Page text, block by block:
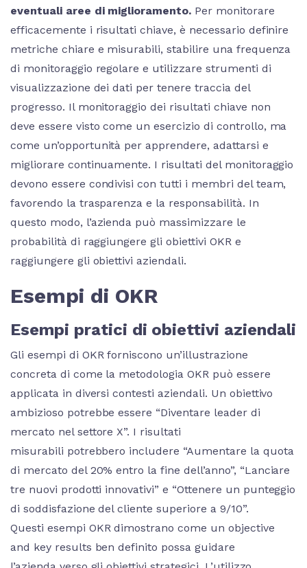
eventuali aree di miglioramento. Per monitorare
efficacemente i risultati chiave, è necessario definire
metriche chiare e misurabili, stabilire una frequenza
di monitoraggio regolare e utilizzare strumenti di
visualizzazione dei dati per tenere traccia del
progresso. Il monitoraggio dei risultati chiave non
deve essere visto come un esercizio di controllo, ma
come un’opportunità per apprendere, adattarsi e
migliorare continuamente. I risultati del monitoraggio
devono essere condivisi con tutti i membri del team,
favorendo la trasparenza e la responsabilità. In
questo modo, l’azienda può massimizzare le
probabilità di raggiungere gli obiettivi OKR e
raggiungere gli obiettivi aziendali.
Esempi di OKR
Esempi pratici di obiettivi aziendali
Gli esempi di OKR forniscono un’illustrazione
concreta di come la metodologia OKR può essere
applicata in diversi contesti aziendali. Un obiettivo
ambizioso potrebbe essere “Diventare leader di
mercato nel settore X”. I risultati
misurabili potrebbero includere “Aumentare la quota
di mercato del 20% entro la fine dell’anno”, “Lanciare
tre nuovi prodotti innovativi” e “Ottenere un punteggio
di soddisfazione del cliente superiore a 9/10”.
Questi esempi OKR dimostrano come un objective
and key results ben definito possa guidare